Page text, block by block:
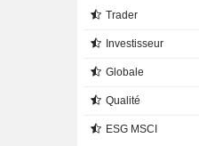
Trader
Investisseur
Globale
Qualité
ESG MSCI